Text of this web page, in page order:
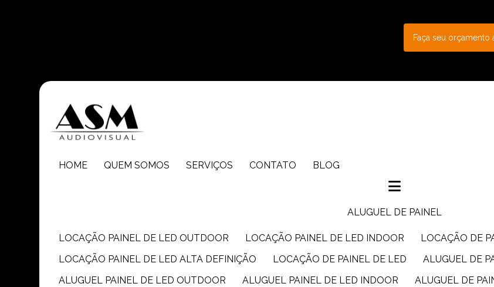
Faça seu orçamento
HOME QUEM SOMOS SERVIÇOS CONTATO BLOG
ALUGUEL DE PAINEL
LOCAÇÃO PAINEL DE LED OUTDOOR LOCAÇÃO PAINEL DE LED INDOOR
LOCAÇÃO DE
LOCAÇÃO PAINEL DE LED ALTA DEFINIÇÃO
LOCAÇÃO DE PAINEL DE LED
ALUGUEL DE
ALUGUEL PAINEL DE LED OUTDOOR
ALUGUEL PAINEL DE LED INDOOR
ALUGUEL DE